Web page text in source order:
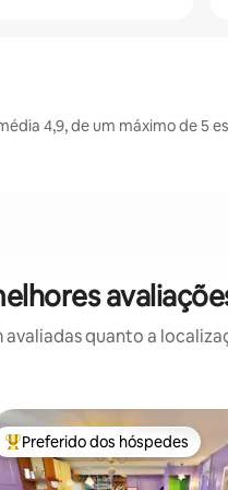
4,9, de um máximo de 5
quanto a
Entre os melhores preferidos
Preferido dos hóspedes